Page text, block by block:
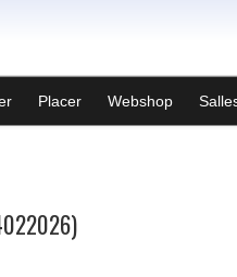
Placer Webshop